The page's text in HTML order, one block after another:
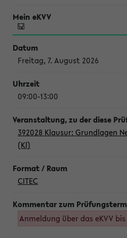
Freitag, 7. August 2026
09:00-13:00
392028 Klausur: Grundlagen
(Kl)
CITEC
Anmeldung über das eKVV